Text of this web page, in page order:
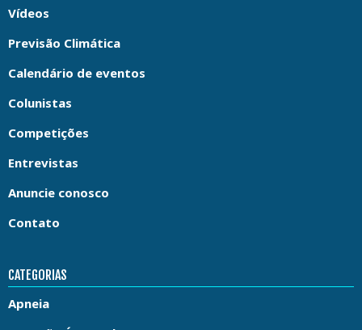
Vídeos
Previsão Climática
Calendário de eventos
Colunistas
Competições
Entrevistas
Anuncie conosco
Contato
CATEGORIAS
Apneia